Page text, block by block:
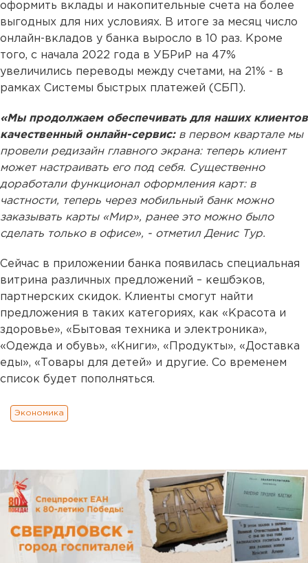
оформить вклады и накопительные счета на более
выгодных для них условиях. В итоге за месяц число
онлайн-вкладов у банка выросло в 10 раз. Кроме
того, с начала 2022 года в УБРиР на 47%
увеличились переводы между счетами, на 21% - в
рамках Системы быстрых платежей (СБП).
«Мы продолжаем обеспечивать для наших клиентов
качественный онлайн-сервис: в первом квартале мы
провели редизайн главного экрана: теперь клиент
может настраивать его под себя. Существенно
доработали функционал оформления карт: в
частности, теперь через мобильный банк можно
заказывать карты «Мир», ранее это можно было
сделать только в офисе», - отметил Денис Тур.
Сейчас в приложении банка появилась специальная
витрина различных предложений – кешбэков,
партнерских скидок. Клиенты смогут найти
предложения в таких категориях, как «Красота и
здоровье», «Бытовая техника и электроника»,
«Одежда и обувь», «Книги», «Продукты», «Доставка
еды», «Товары для детей» и другие. Со временем
список будет пополняться.
Экономика